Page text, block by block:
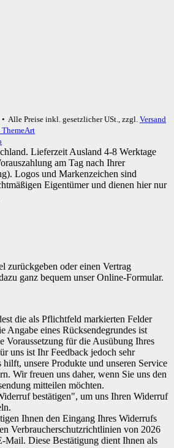
• Alle Preise inkl. gesetzlicher USt., zzgl. Versand
ThemeArt
Lieferzeit Ausland 4-8 Werktage
am Tag nach Ihrer
Logos und Markenzeichen sind
Eigentümer und dienen hier nur
zurückgeben oder einen Vertrag
ganz bequem unser Online-Formular.
die als Pflichtfeld markierten Felder
Angabe eines Rücksendegrundes ist
Voraussetzung für die Ausübung Ihres
uns ist Ihr Feedback jedoch sehr
hilft, unsere Produkte und unseren Service
Wir freuen uns daher, wenn Sie uns den
mitteilen möchten.
bestätigen", um uns Ihren Widerruf
Ihnen den Eingang Ihres Widerrufs
Verbraucherschutzrichtlinien von 2026
Mail. Diese Bestätigung dient Ihnen als